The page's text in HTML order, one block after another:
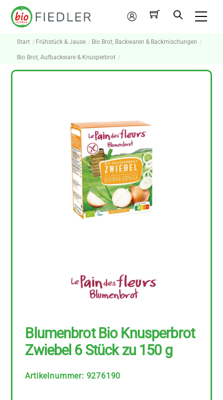
Skip
Mein
Konto
Start Frühstück & Jause Bio Brot, Backwaren & Backmischungen
Bio Brot, Aufbackware & Knusperbrot
Blumenbrot Bio Knusperbrot
Zwiebel 6 Stück zu 150 g
Artikelnummer: 9276190